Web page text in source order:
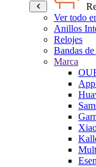
Ver todo
Anillos
Relojes
Bandas
Marca